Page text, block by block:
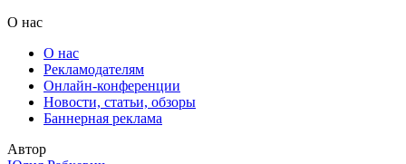
О нас
О нас
Рекламодателям
Онлайн-конференции
Новости, статьи, обзоры
Баннерная реклама
Автор